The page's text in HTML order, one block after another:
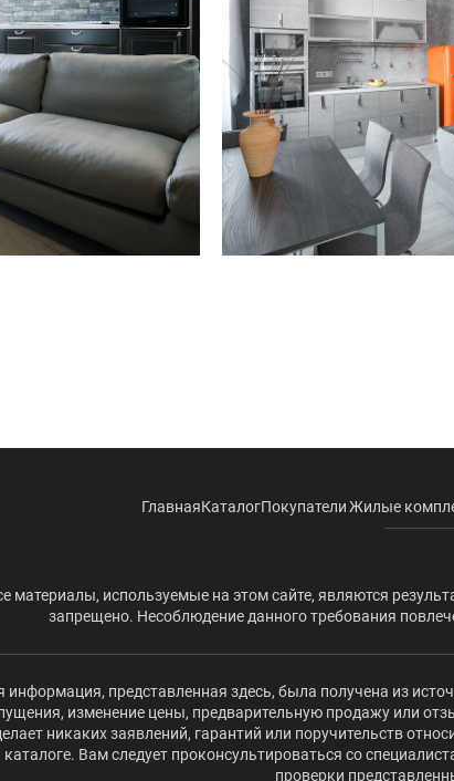
ГлавнаяКаталогПокупателиЖилые
материалы, используемые на этом сайте, являются
запрещено. Несоблюдение данного требования
информация, представленная здесь, была получена из
изменение цены, предварительную продажу или
никаких заявлений, гарантий или поручительств
каталоге. Вам следует проконсультироваться со
проверки